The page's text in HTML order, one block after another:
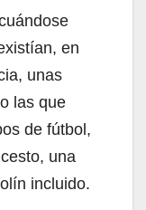
en
unas
las que
de fútbol,
una
incluido.